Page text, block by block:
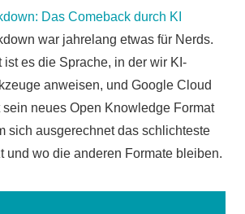
Das Comeback durch KI
war jahrelang etwas für Nerds.
ist es die Sprache, in der wir KI-
anweisen, und Google Cloud
sein neues Open Knowledge Format
sich ausgerechnet das schlichteste
und wo die anderen Formate bleiben.